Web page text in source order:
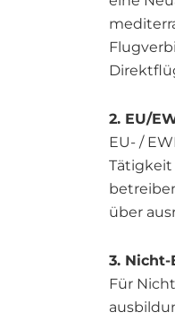
2. EU/
EU- /
Tätigkeit
über
3. Nicht-
Für